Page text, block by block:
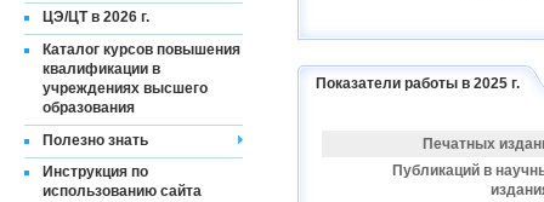
ЦЭ/ЦТ в 2026 г.
Каталог курсов повышения
квалификации в
учреждениях высшего
образования
Полезно знать
Инструкция по
использованию сайта
Показатели работы в 2025 г.
Печатных
Публикаций в